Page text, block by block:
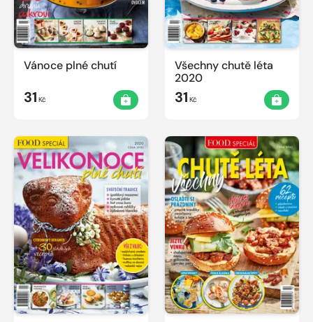
Vánoce plné chutí
31 Kč
Všechny chutě léta
2020
31 Kč